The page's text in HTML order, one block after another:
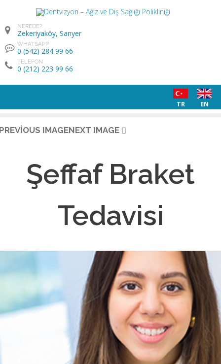
NEREDE?
Zekeriyaköy, Sarıyer
WHATSAPP
0 (542) 284 99 66
TELEFON
0 (212) 223 99 66
TR EN
IMAGENEXT IMAGE
Şeffaf Braket
Tedavisi